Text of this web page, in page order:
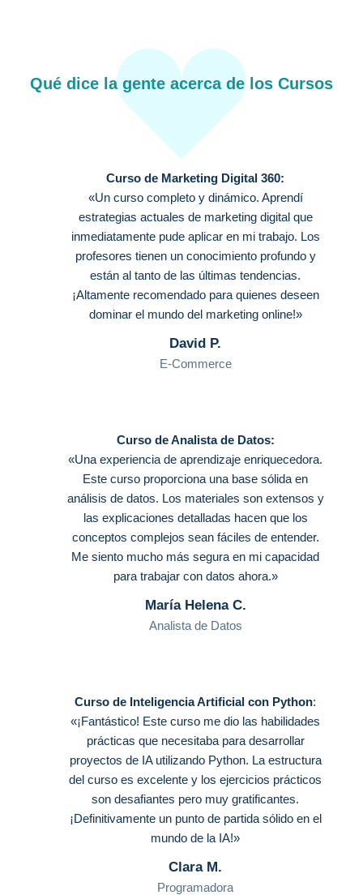
Qué dice la gente acerca de los Cursos
Curso de Marketing Digital 360:
«Un curso completo y dinámico. Aprendí
estrategias actuales de marketing digital que
inmediatamente pude aplicar en mi trabajo. Los
profesores tienen un conocimiento profundo y
están al tanto de las últimas tendencias.
¡Altamente recomendado para quienes deseen
dominar el mundo del marketing online!»
David P.
E-Commerce
Curso de Analista de Datos:
«Una experiencia de aprendizaje enriquecedora.
Este curso proporciona una base sólida en
análisis de datos. Los materiales son extensos y
las explicaciones detalladas hacen que los
conceptos complejos sean fáciles de entender.
Me siento mucho más segura en mi capacidad
para trabajar con datos ahora.»
María Helena C.
Analista de Datos
Curso de Inteligencia Artificial con Python:
«¡Fantástico! Este curso me dio las habilidades
prácticas que necesitaba para desarrollar
proyectos de IA utilizando Python. La estructura
del curso es excelente y los ejercicios prácticos
son desafiantes pero muy gratificantes.
¡Definitivamente un punto de partida sólido en el
mundo de la IA!»
Clara M.
Programadora